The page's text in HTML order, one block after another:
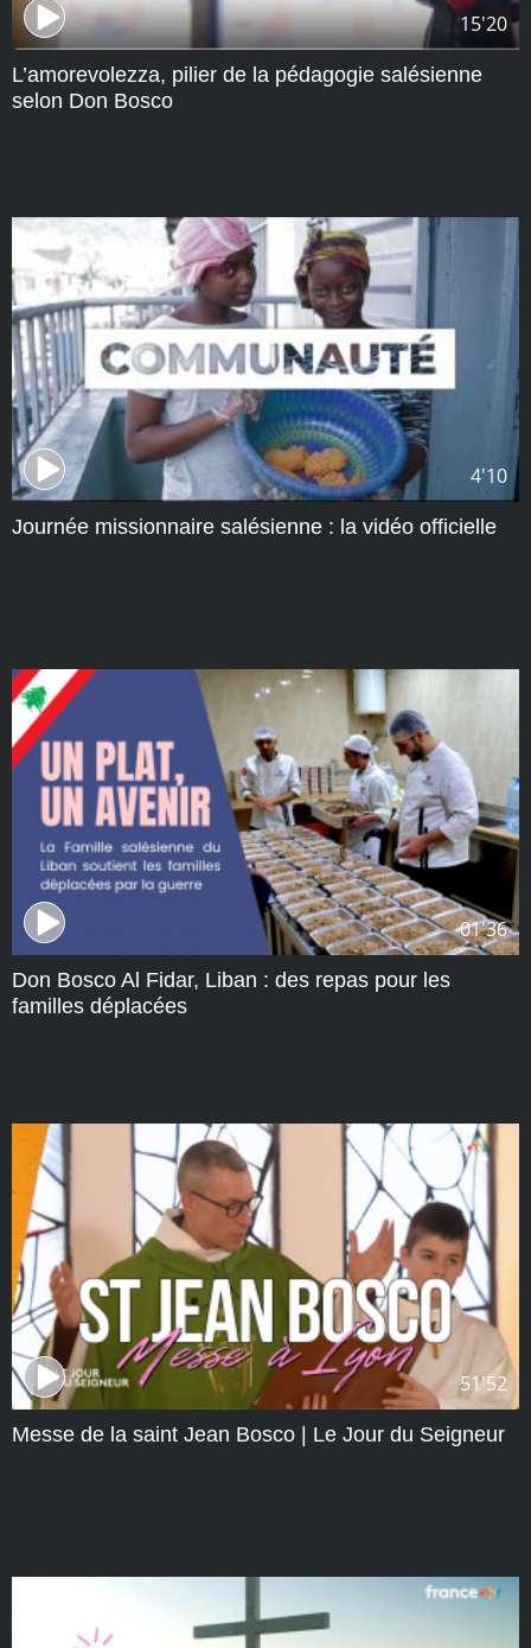
15'20
L’amorevolezza, pilier de la pédagogie salésienne
selon Don Bosco
4'10
Journée missionnaire salésienne : la vidéo officielle
01'36
Don Bosco Al Fidar, Liban : des repas pour les
familles déplacées
51'52
Messe de la saint Jean Bosco | Le Jour du Seigneur